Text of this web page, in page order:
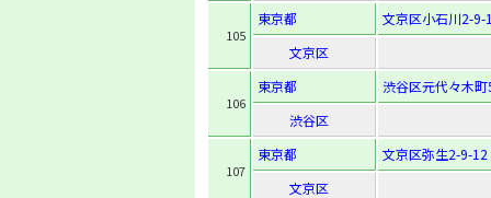
105
東京都
文京区小石川2-9-
文京区
106
東京都
渋谷区元代々木
渋谷区
107
東京都
文京区弥生2-9-12
文京区